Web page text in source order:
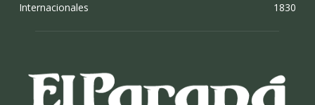
Internacionales
1830